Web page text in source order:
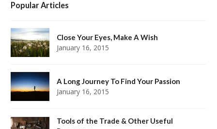
Popular Articles
Close Your Eyes, Make A Wish
January 16, 2015
A Long Journey To Find Your Passion
January 16, 2015
Tools of the Trade & Other Useful